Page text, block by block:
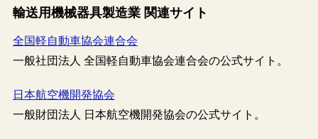
輸送用機械器具製造業 関連サイト
全国軽自動車協会連合会
一般社団法人 全国軽自動車協会連合会の公式サイト。
日本航空機開発協会
一般財団法人 日本航空機開発協会の公式サイト。